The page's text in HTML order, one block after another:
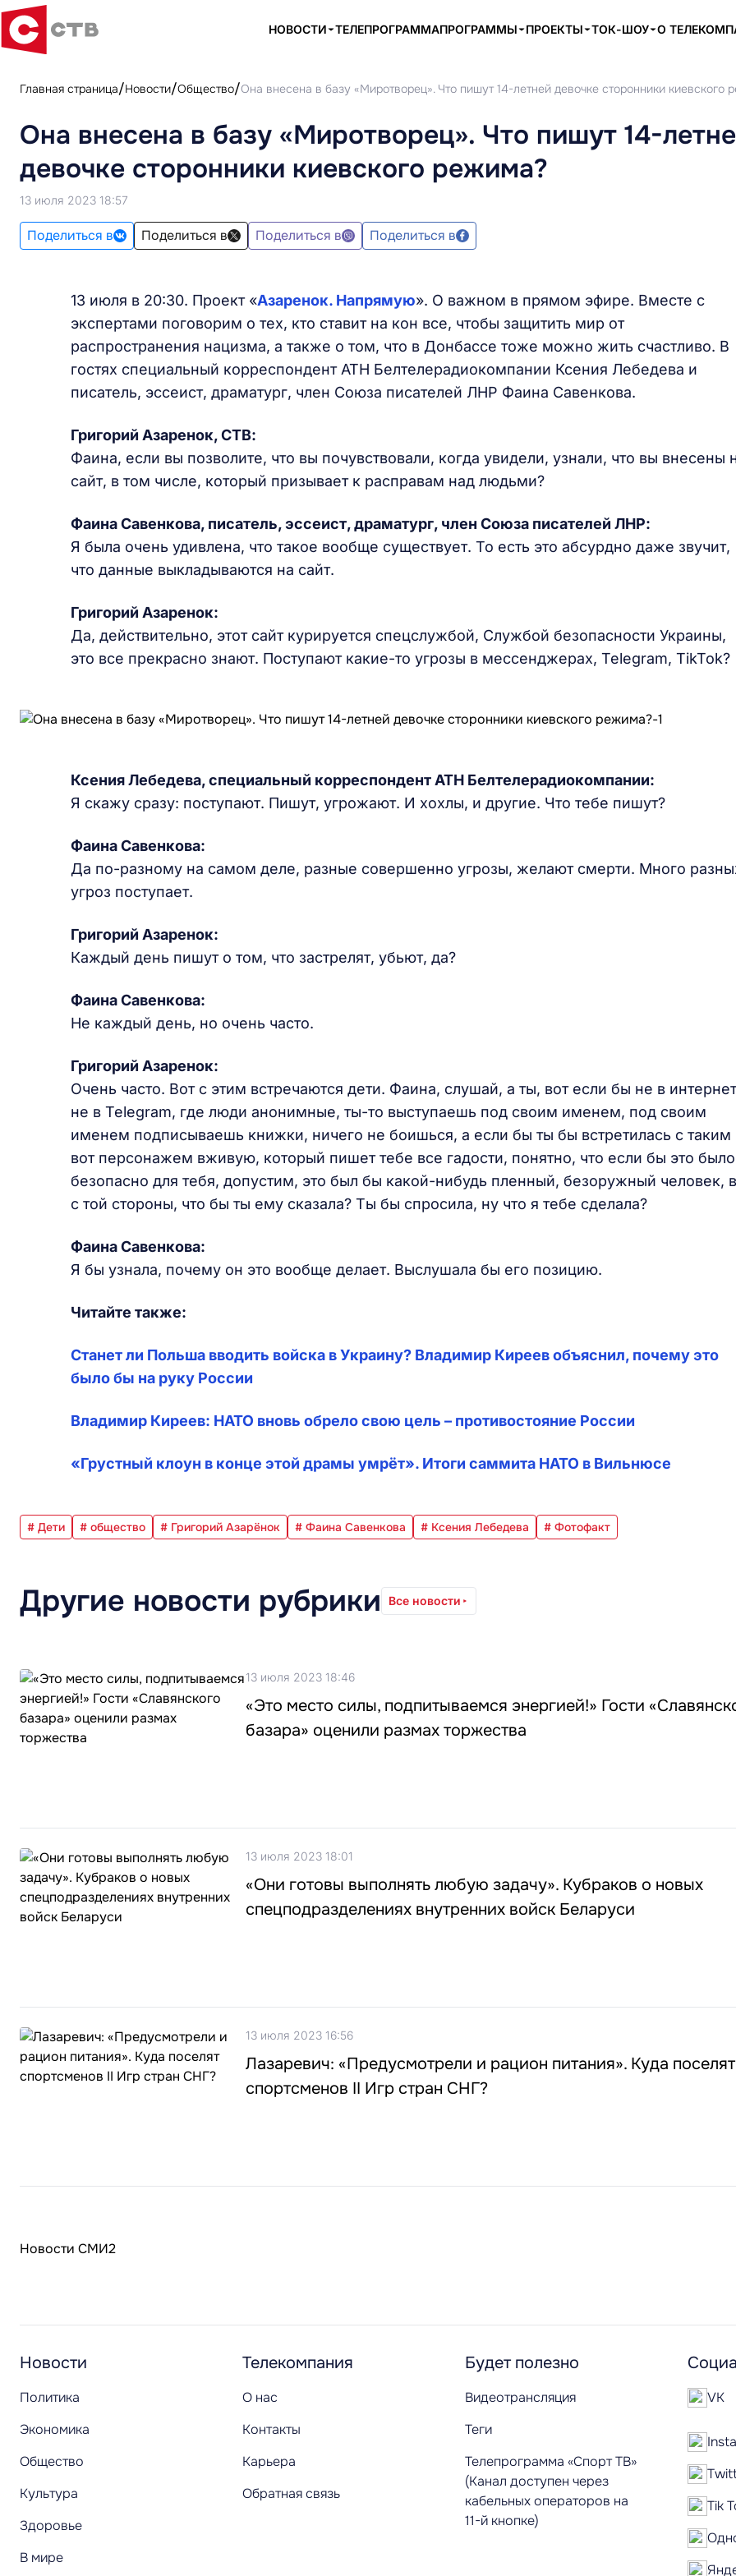
НОВОСТИ ТЕЛЕПРОГРАММАПРОГРАММЫ ПРОЕКТЫ ТОК-ШОУ О
Главная страница Новости Общество Она внесена в базу «Миротворец». Что пишут 14-летней девочке сторонники киевского
Она внесена в базу «Миротворец». Что пишут 14-
девочке сторонники киевского режима?
13 июля 2023 18:57
Поделиться в Поделиться в Поделиться в Поделиться в
13 июля в 20:30. Проект «Азаренок. Напрямую». О важном в прямом эфире. Вместе с
экспертами поговорим о тех, кто ставит на кон все, чтобы защитить мир от
распространения нацизма, а также о том, что в Донбассе тоже можно жить счастливо. В
гостях специальный корреспондент АТН Белтелерадиокомпании Ксения Лебедева и
писатель, эссеист, драматург, член Союза писателей ЛНР Фаина Савенкова.
Григорий Азаренок, СТВ:
Фаина, если вы позволите, что вы почувствовали, когда увидели, узнали, что вы внесены
сайт, в том числе, который призывает к расправам над людьми?
Фаина Савенкова, писатель, эссеист, драматург, член Союза писателей ЛНР:
Я была очень удивлена, что такое вообще существует. То есть это абсурдно даже звучит,
что данные выкладываются на сайт.
Григорий Азаренок:
Да, действительно, этот сайт курируется спецслужбой, Службой безопасности Украины,
это все прекрасно знают. Поступают какие-то угрозы в мессенджерах, Telegram, TikTok?
Ксения Лебедева, специальный корреспондент АТН Белтелерадиокомпании:
Я скажу сразу: поступают. Пишут, угрожают. И хохлы, и другие. Что тебе пишут?
Фаина Савенкова:
Да по-разному на самом деле, разные совершенно угрозы, желают смерти. Много
угроз поступает.
Григорий Азаренок:
Каждый день пишут о том, что застрелят, убьют, да?
Фаина Савенкова:
Не каждый день, но очень часто.
Григорий Азаренок:
Очень часто. Вот с этим встречаются дети. Фаина, слушай, а ты, вот если бы не в
не в Telegram, где люди анонимные, ты-то выступаешь под своим именем, под своим
именем подписываешь книжки, ничего не боишься, а если бы ты бы встретилась с таким
вот персонажем вживую, который пишет тебе все гадости, понятно, что если бы это было
безопасно для тебя, допустим, это был бы какой-нибудь пленный, безоружный человек,
с той стороны, что бы ты ему сказала? Ты бы спросила, ну что я тебе сделала?
Фаина Савенкова:
Я бы узнала, почему он это вообще делает. Выслушала бы его позицию.
Читайте также:
Станет ли Польша вводить войска в Украину? Владимир Киреев объяснил, почему это
было бы на руку России
Владимир Киреев: НАТО вновь обрело свою цель – противостояние России
«Грустный клоун в конце этой драмы умрёт». Итоги саммита НАТО в Вильнюсе
# Дети # общество # Григорий Азарёнок # Фаина Савенкова # Ксения Лебедева # Фотофакт
Другие новости рубрики Все новости
13 июля 2023 18:46
«Это место силы, подпитываемся энергией!» Гости
базара» оценили размах торжества
13 июля 2023 18:01
«Они готовы выполнять любую задачу». Кубраков о новых
спецподразделениях внутренних войск Беларуси
13 июля 2023 16:56
Лазаревич: «Предусмотрели и рацион питания». Куда поселят
спортсменов II Игр стран СНГ?
Новости СМИ2
Новости
Политика
Экономика
Общество
Культура
Здоровье
В мире
Телекомпания
О нас
Контакты
Карьера
Обратная связь
Будет полезно
Видеотрансляция
Теги
Телепрограмма «Спорт ТВ»
(Канал доступен через
кабельных операторов на
11-й кнопке)
VK
Tik